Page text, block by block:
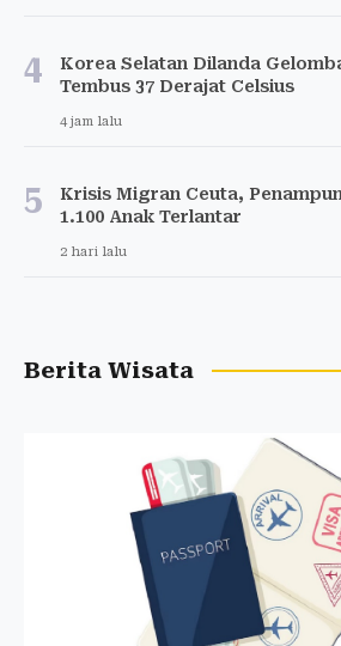
4
Korea Selatan Dilanda
Tembus 37 Derajat Celsius
4 jam lalu
5
Krisis Migran Ceuta,
1.100 Anak Terlantar
2 hari lalu
Berita Wisata